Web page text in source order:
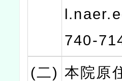
740-
(二) 本院原